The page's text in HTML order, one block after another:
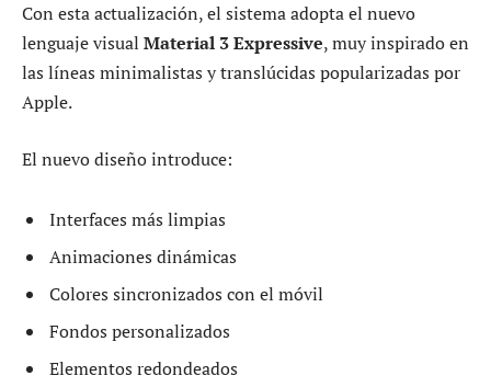
Con esta actualización, el sistema adopta el nuevo
lenguaje visual Material 3 Expressive, muy inspirado en
las líneas minimalistas y translúcidas popularizadas por
Apple.
El nuevo diseño introduce:
Interfaces más limpias
Animaciones dinámicas
Colores sincronizados con el móvil
Fondos personalizados
Elementos redondeados